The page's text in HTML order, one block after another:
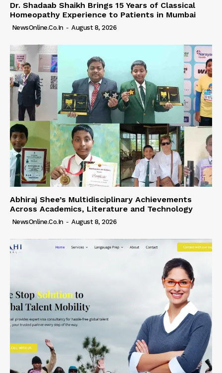
Dr. Shadaab Shaikh Brings 15 Years of Classical
Homeopathy Experience to Patients in Mumbai
NewsOnline.co.in - August 8, 2026
Abhiraj Shee’s Multidisciplinary Achievements
Across Academics, Literature and Technology
NewsOnline.co.in - August 8, 2026